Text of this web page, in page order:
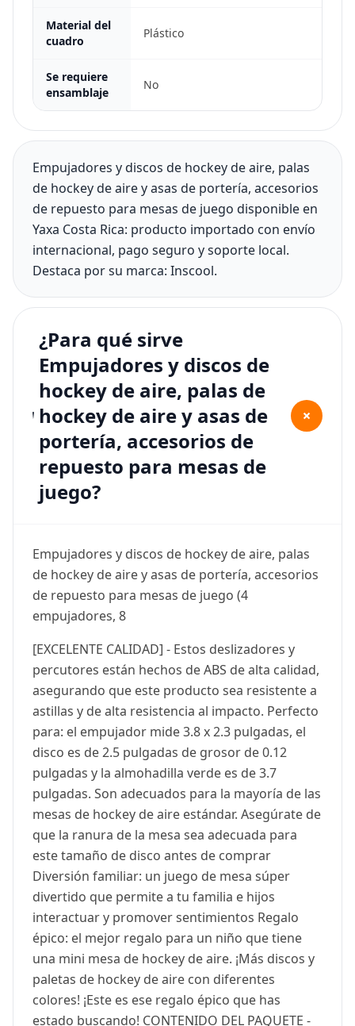
Material del
cuadro
Plástico
Se requiere
ensamblaje
No
Empujadores y discos de hockey de aire, palas
de hockey de aire y asas de portería, accesorios
de repuesto para mesas de juego disponible en
Yaxa Costa Rica: producto importado con envío
internacional, pago seguro y soporte local.
Destaca por su marca: Inscool.
¿Para qué sirve
Empujadores y discos de
hockey de aire, palas de
hockey de aire y asas de
portería, accesorios de
repuesto para mesas de
juego?
+
Empujadores y discos de hockey de aire, palas
de hockey de aire y asas de portería, accesorios
de repuesto para mesas de juego (4
empujadores, 8
[EXCELENTE CALIDAD] - Estos deslizadores y
percutores están hechos de ABS de alta calidad,
asegurando que este producto sea resistente a
astillas y de alta resistencia al impacto. Perfecto
para: el empujador mide 3.8 x 2.3 pulgadas, el
disco es de 2.5 pulgadas de grosor de 0.12
pulgadas y la almohadilla verde es de 3.7
pulgadas. Son adecuados para la mayoría de las
mesas de hockey de aire estándar. Asegúrate de
que la ranura de la mesa sea adecuada para
este tamaño de disco antes de comprar
Diversión familiar: un juego de mesa súper
divertido que permite a tu familia e hijos
interactuar y promover sentimientos Regalo
épico: el mejor regalo para un niño que tiene
una mini mesa de hockey de aire. ¡Más discos y
paletas de hockey de aire con diferentes
colores! ¡Este es ese regalo épico que has
estado buscando! CONTENIDO DEL PAQUETE -